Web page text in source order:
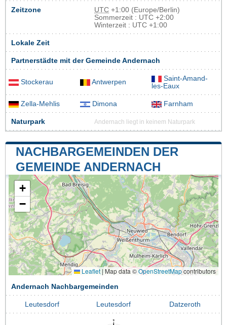
Zeitzone UTC +1:00 (Europe/Berlin)
Sommerzeit : UTC +2:00
Winterzeit : UTC +1:00
Lokale Zeit
Partnerstädte mit der Gemeinde Andernach
Stockerau Antwerpen
Saint-Amand-
les-Eaux
Zella-Mehlis Dimona Farnham
Naturpark Andernach liegt in keinem Naturpark
NACHBARGEMEINDEN DER
GEMEINDE ANDERNACH
+
−
Leaflet | Map data ©OpenStreetMapcontributors
Andernach Nachbargemeinden
Leutesdorf Leutesdorf Datzeroth